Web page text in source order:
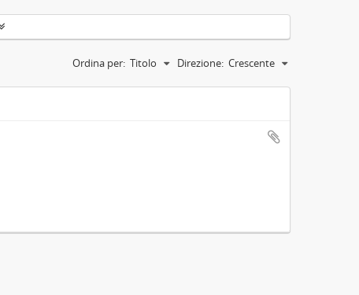
Ordina per: Titolo Direzione: Crescente